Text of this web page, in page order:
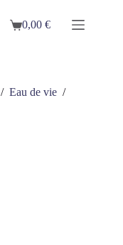
Panier
0,00€
/ Eau de vie /